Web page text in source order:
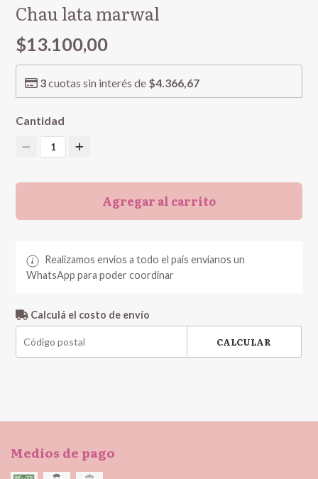
Chau lata marwal
$13.100,00
3cuotas sin interés de $4.366,67
Cantidad
1
Agregar al carrito
Realizamos envíos a todo el país envíanos un
WhatsApp para poder coordinar
Calculá el costo de envío
CALCULAR
Medios de pago